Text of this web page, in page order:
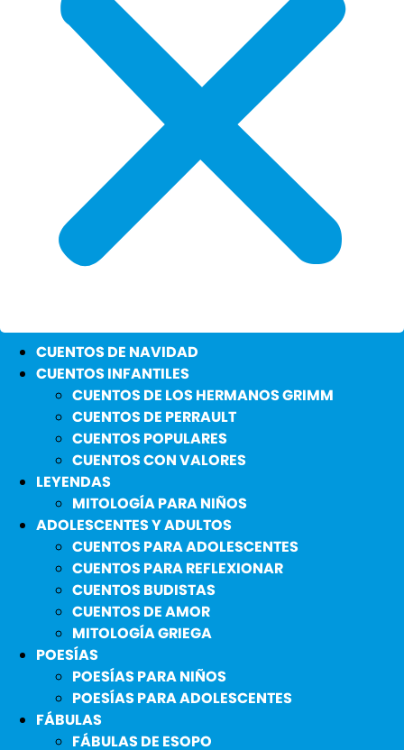
CUENTOS DE NAVIDAD
CUENTOS INFANTILES
CUENTOS DE LOS HERMANOS GRIMM
CUENTOS DE PERRAULT
CUENTOS POPULARES
CUENTOS CON VALORES
LEYENDAS
MITOLOGÍA PARA NIÑOS
ADOLESCENTES Y ADULTOS
CUENTOS PARA ADOLESCENTES
CUENTOS PARA REFLEXIONAR
CUENTOS BUDISTAS
CUENTOS DE AMOR
MITOLOGÍA GRIEGA
POESÍAS
POESÍAS PARA NIÑOS
POESÍAS PARA ADOLESCENTES
FÁBULAS
FÁBULAS DE ESOPO